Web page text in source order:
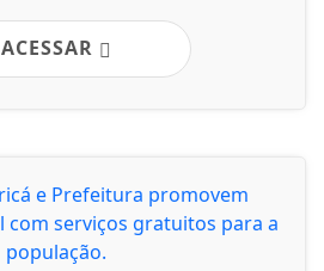
ACESSAR